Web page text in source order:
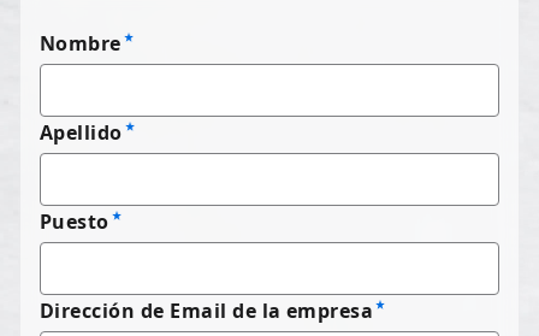
Nombre
Apellido
Puesto
Dirección de Email de la empresa